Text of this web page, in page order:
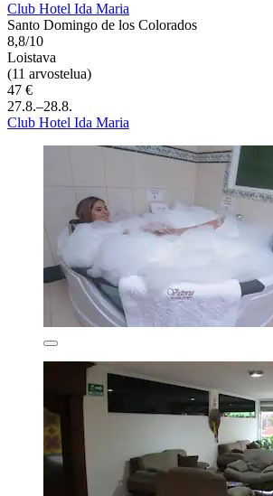
Club Hotel Ida Maria
Santo Domingo de los Colorados
8,8/10
Loistava
(11 arvostelua)
47 €
27.8.–28.8.
Club Hotel Ida Maria